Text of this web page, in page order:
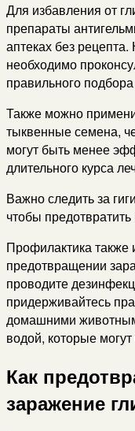
Для избавления от
препараты
аптеках без
необходимо
правильного
Также можно
тыквенные семена,
могут быть менее
длительного курса
Важно следить за
чтобы
Профилактика также
предотвращении
проводите
придерживайтесь
домашними
водой, которые
Как
заражение